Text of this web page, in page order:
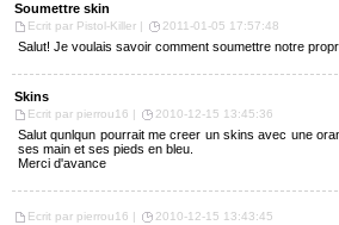
Soumettre skin
Ecrit par Pistol-Killer | 2011-01-05 17:57:48
Salut! Je voulais savoir comment soumettre notre
Skins
Ecrit par pierrou16 | 2010-12-15 13:45:36
Salut qunlqun pourrait me creer un skins avec une
ses main et ses pieds en bleu.
Merci d'avance
Ecrit par pierrou16 | 2010-12-15 13:43:45